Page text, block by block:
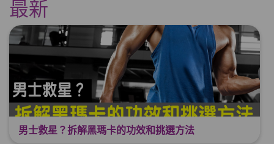
最新
男士救星？拆解黑瑪卡的功效和挑選方法